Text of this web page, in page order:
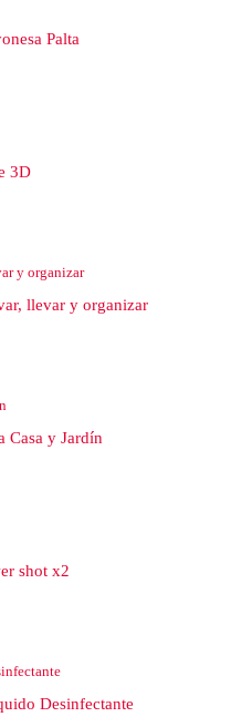
Palta
3D
llevar y organizar
Casa y Jardín
shot x2
Desinfectante